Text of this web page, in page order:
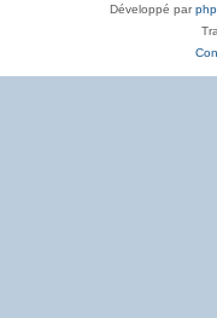
Développé par